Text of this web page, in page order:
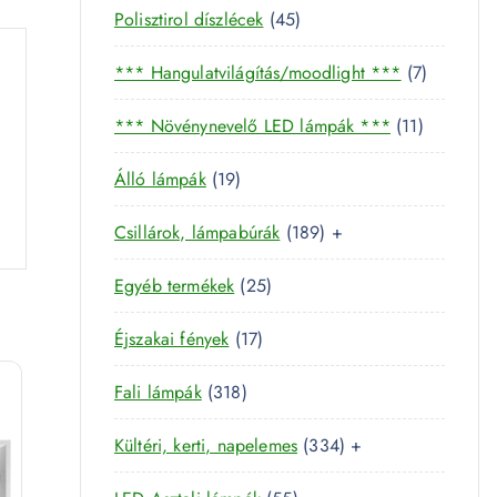
Polisztirol díszlécek 454
5
t
e
r
k
*** Hangulatvilágítás/moodlight *** 77
t
e
r
*** Növénynevelő LED lámpák *** 111
1
e
Álló lámpák 191
9
t
e
r
m
é
k
Csillárok, lámpabúrák 1891
8
t
é
k
+
Egyéb termékek 252
5
e
Éjszakai fények 171
7
e
r
m
Fali lámpák 3183
1
8
t
Kültéri, kerti, napelemes 3343
3
+